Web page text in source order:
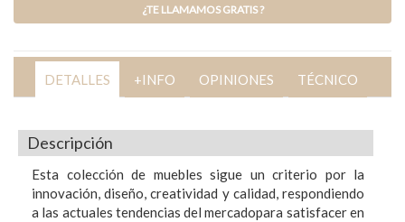
¿TE LLAMAMOS GRATIS ?
DETALLES +INFO OPINIONES TÉCNICO
Descripción
Esta colección de muebles sigue un criterio por la
innovación, diseño, creatividad y calidad, respondiendo
a las actuales tendencias del mercadopara satisfacer en